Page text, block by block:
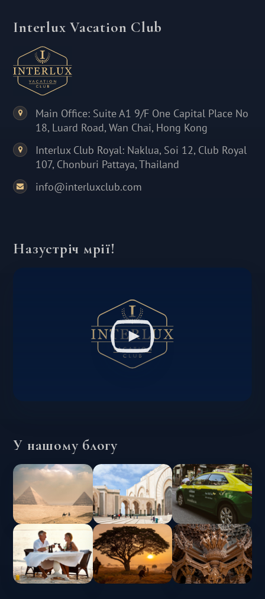
Interlux Vacation Club
Main Office: Suite A1 9/F One Capital Place No
18, Luard Road, Wan Chai, Hong Kong
Interlux Club Royal: Naklua, Soi 12, Club Royal
107, Chonburi Pattaya, Thailand
info@interluxclub.com
Назустріч мрії!
У нашому блогу